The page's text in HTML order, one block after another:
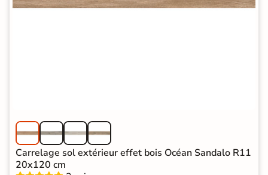
Carrelage sol extérieur effet bois Océan Sandalo R11
20x120 cm